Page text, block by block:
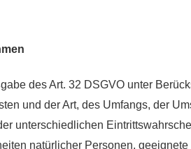
des Art. 32 DSGVO unter
und der Art, des Umfangs, der
unterschiedlichen
natürlicher Personen,